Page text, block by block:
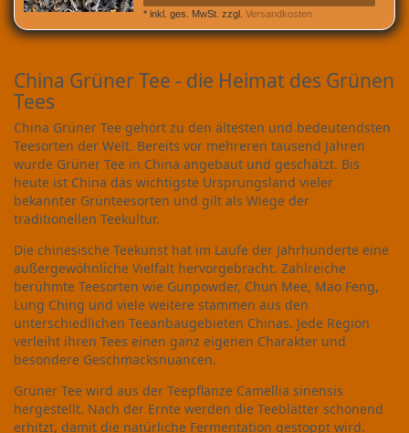
* inkl. ges. MwSt. zzgl. Versandkosten
China Grüner Tee - die Heimat des Grünen
Tees
China Grüner Tee gehört zu den ältesten und bedeutendsten
Teesorten der Welt. Bereits vor mehreren tausend Jahren
wurde Grüner Tee in China angebaut und geschätzt. Bis
heute ist China das wichtigste Ursprungsland vieler
bekannter Grünteesorten und gilt als Wiege der
traditionellen Teekultur.
Die chinesische Teekunst hat im Laufe der Jahrhunderte eine
außergewöhnliche Vielfalt hervorgebracht. Zahlreiche
berühmte Teesorten wie Gunpowder, Chun Mee, Mao Feng,
Lung Ching und viele weitere stammen aus den
unterschiedlichen Teeanbaugebieten Chinas. Jede Region
verleiht ihren Tees einen ganz eigenen Charakter und
besondere Geschmacksnuancen.
Grüner Tee wird aus der Teepflanze Camellia sinensis
hergestellt. Nach der Ernte werden die Teeblätter schonend
erhitzt, damit die natürliche Fermentation gestoppt wird.